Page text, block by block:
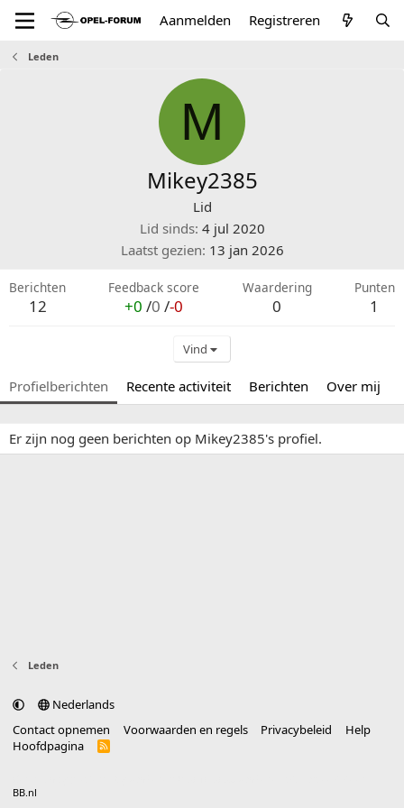
Aanmelden Registreren
Leden
M
Mikey2385
Lid
Lid sinds 4 jul 2020
Laatst gezien 13 jan 2026
Berichten
12
Feedback score
+0 /0 /-0
Waardering
0
Punten
1
Vind
Profielberichten Recente activiteit Berichten Over mij
Er zijn nog geen berichten op Mikey2385's profiel.
Leden
Nederlands
Contact opnemen
Voorwaarden en regels Privacybeleid
Help
Hoofdpagina
R
BB.nl